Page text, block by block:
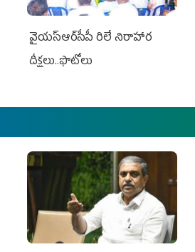
వైయ‌స్ఆర్‌సీపీ రిలే నిరాహార
దీక్షలు..ఫొటోలు